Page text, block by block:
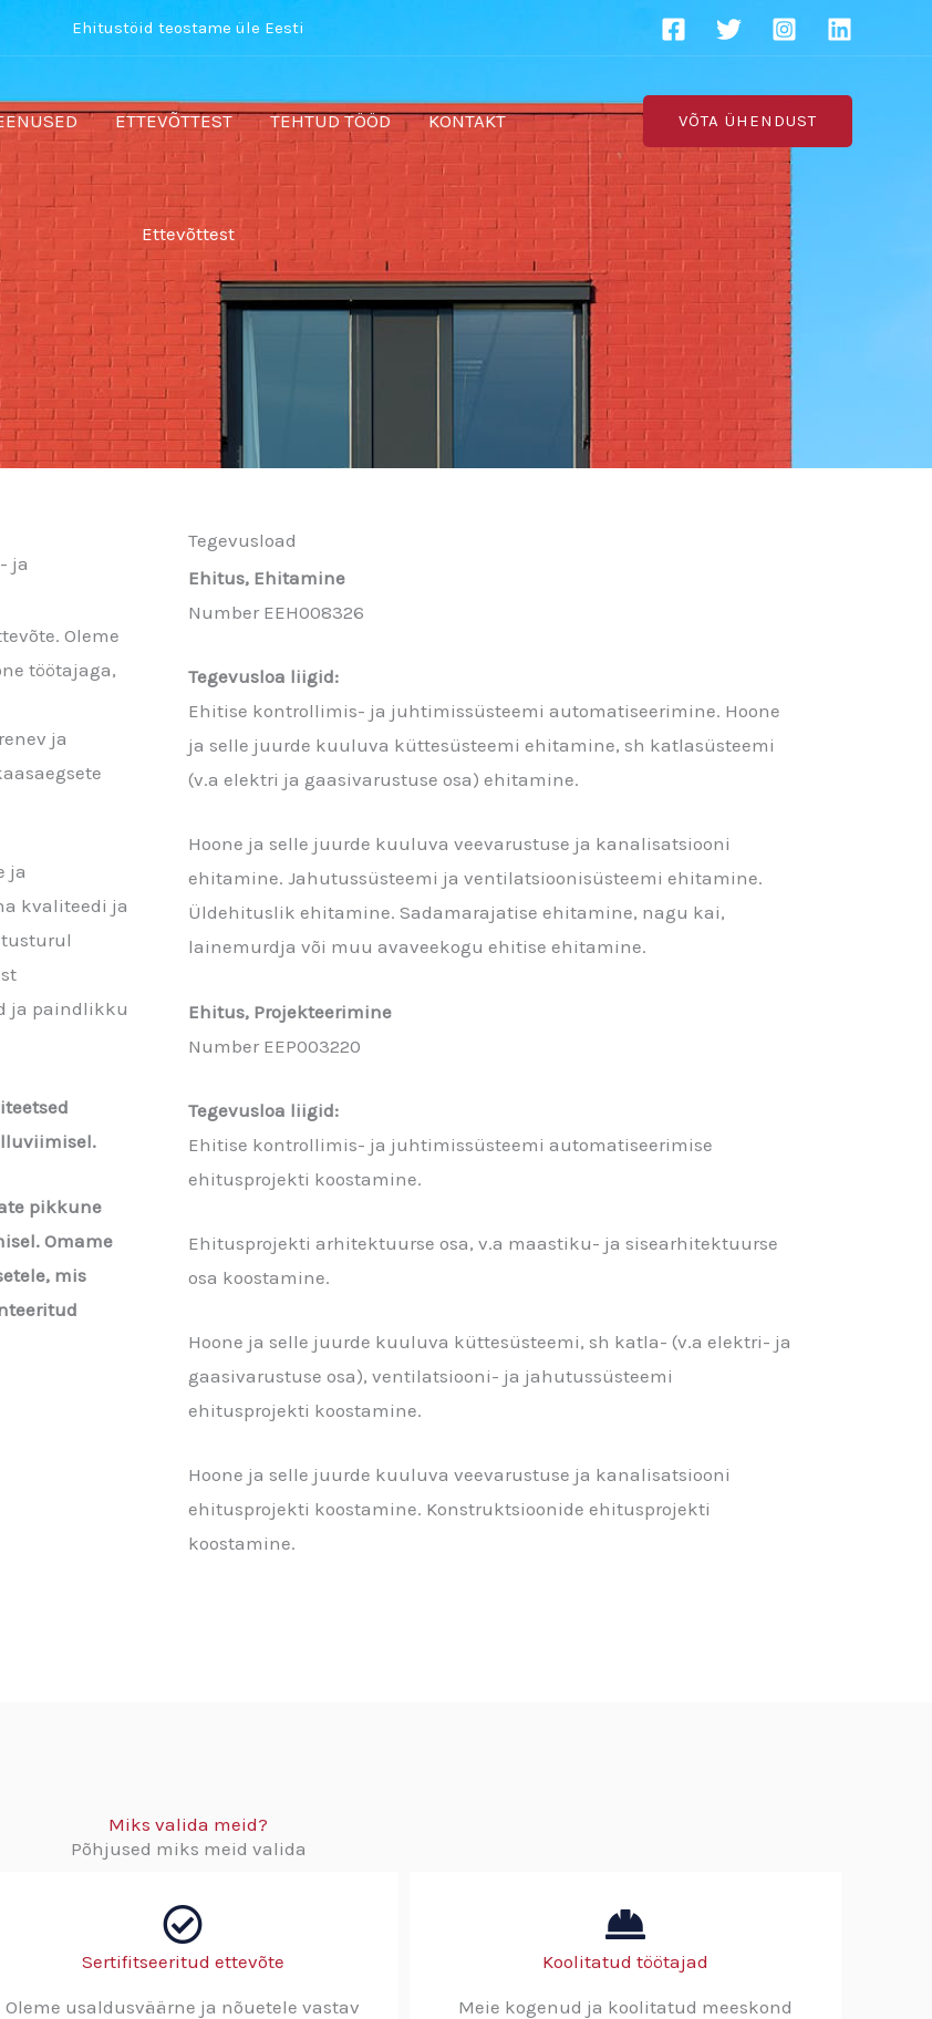
Ehitustöid teostame üle Eesti
ETTEVÕTTEST TEHTUD TÖÖD KONTAKT VÕTA ÜHENDUST
Ettevõttest
ja
Oleme
töötajaga,
ja
ja
kvaliteedi ja
ja paindlikku
pikkune
Omame
mis
Tegevusload
Ehitus, Ehitamine
Number EEH008326
Tegevusloa liigid:
Ehitise kontrollimis- ja juhtimissüsteemi automatiseerimine. Hoone
ja selle juurde kuuluva küttesüsteemi ehitamine, sh katlasüsteemi
(v.a elektri ja gaasivarustuse osa) ehitamine.
Hoone ja selle juurde kuuluva veevarustuse ja kanalisatsiooni
ehitamine. Jahutussüsteemi ja ventilatsioonisüsteemi ehitamine.
Üldehituslik ehitamine. Sadamarajatise ehitamine, nagu kai,
lainemurdja või muu avaveekogu ehitise ehitamine.
Ehitus, Projekteerimine
Number EEP003220
Tegevusloa liigid:
Ehitise kontrollimis- ja juhtimissüsteemi automatiseerimise
ehitusprojekti koostamine.
Ehitusprojekti arhitektuurse osa, v.a maastiku- ja sisearhitektuurse
osa koostamine.
Hoone ja selle juurde kuuluva küttesüsteemi, sh katla- (v.a elektri- ja
gaasivarustuse osa), ventilatsiooni- ja jahutussüsteemi
ehitusprojekti koostamine.
Hoone ja selle juurde kuuluva veevarustuse ja kanalisatsiooni
ehitusprojekti koostamine. Konstruktsioonide ehitusprojekti
koostamine.
Miks valida meid?
Põhjused miks meid valida
Sertifitseeritud ettevõte
Oleme usaldusväärne ja nõuetele vastav
Koolitatud töötajad
Meie kogenud ja koolitatud meeskond